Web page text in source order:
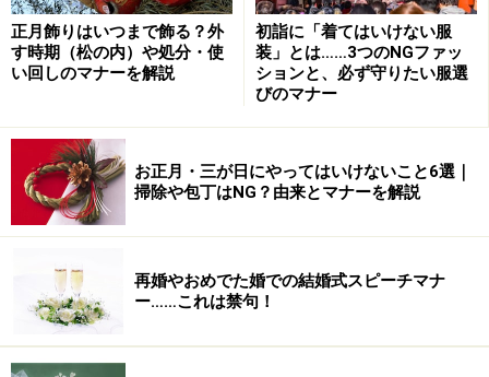
正月飾りはいつまで飾る？外
す時期（松の内）や処分・使
い回しのマナーを解説
初詣に「着てはいけない服
装」とは……3つのNGファッ
ションと、必ず守りたい服選
びのマナー
お正月・三が日にやってはいけないこと6選｜
掃除や包丁はNG？由来とマナーを解説
再婚やおめでた婚での結婚式スピーチマナ
ー……これは禁句！